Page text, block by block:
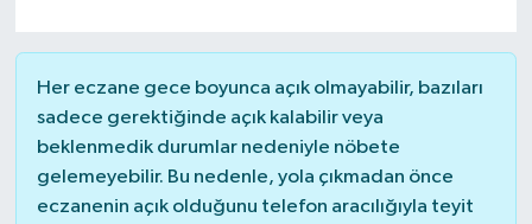
Her eczane gece boyunca açık olmayabilir, bazıları
sadece gerektiğinde açık kalabilir veya
beklenmedik durumlar nedeniyle nöbete
gelemeyebilir. Bu nedenle, yola çıkmadan önce
eczanenin açık olduğunu telefon aracılığıyla teyit